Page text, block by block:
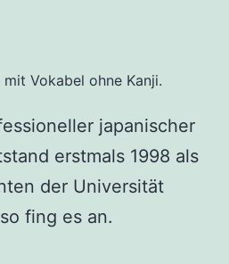
Vokabel ohne Kanji.
japanischer
erstmals 1998 als
der Universität
fing es an.